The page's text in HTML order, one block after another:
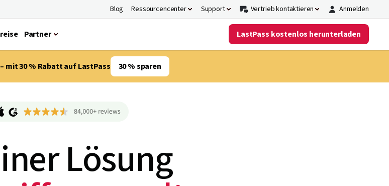
Blog Ressourcencenter Support Vertrieb kontaktieren Anmelden
Partner LastPass kostenlos herunterladen
mit 30 % Rabatt auf LastPass 30 % sparen
Lösung